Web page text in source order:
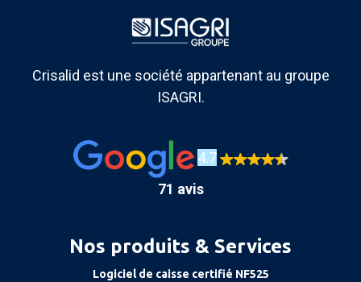
Crisalid est une société appartenant au groupe
ISAGRI.
4.7
71 avis
Nos produits & Services
Logiciel de caisse certifié NF525